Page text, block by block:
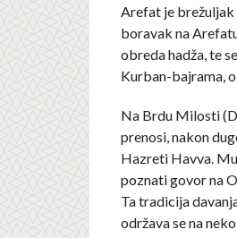
Arefat je
boravak na
obreda hadža, te
Kurban-bajrama,
Na Brdu Milosti
prenosi, nakon
Hazreti Havva.
poznati govor na
Ta tradicija
održava se na